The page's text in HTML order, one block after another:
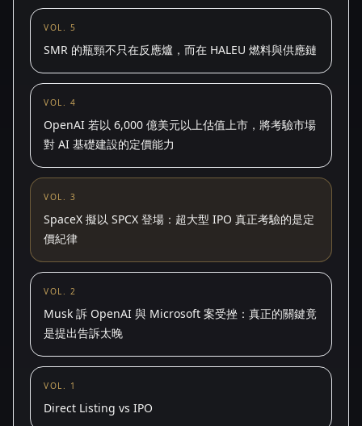
VOL. 5
SMR 的瓶頸不只在反應爐，而在 HALEU 燃料與供應鏈
VOL. 4
OpenAI 若以 6,000 億美元以上估值上市，將考驗市場
對 AI 基礎建設的定價能力
VOL. 3
SpaceX 擬以 SPCX 登場：超大型 IPO 真正考驗的是定
價紀律
VOL. 2
Musk 訴 OpenAI 與 Microsoft 案受挫：真正的關鍵竟
是提出告訴太晚
VOL. 1
Direct Listing vs IPO